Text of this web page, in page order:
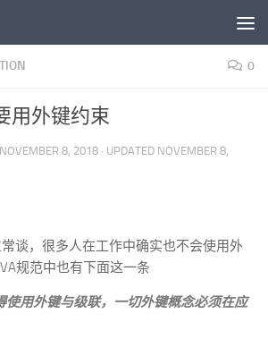
0
用外键约束
NOVEMBER 8, 2018 · UPDATED NOVEMBER 8,
谈，很多人在工作中确实也不会使用外
规范中也有下面这一条
使用外键与级联，一切外键概念必须在应